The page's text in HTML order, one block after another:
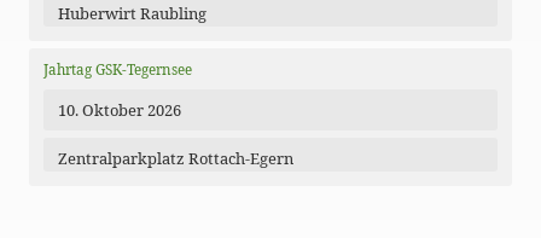
Huberwirt Raubling
Jahrtag GSK-Tegernsee
10. Oktober 2026
Zentralparkplatz Rottach-Egern